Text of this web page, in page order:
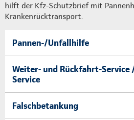
hilft der Kfz-Schutzbrief mit
Krankenrücktransport.
Pannen-/Unfallhilfe
Weiter- und Rückfahrt-Service
Service
Falschbetankung